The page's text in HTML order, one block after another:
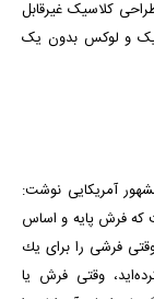
کلاسیک غیرقابل
و لوکس بدون یک
آمریکایی نوشت:
فرش پایه و اساس
فرشی را برای یك
وقتی فرش یا